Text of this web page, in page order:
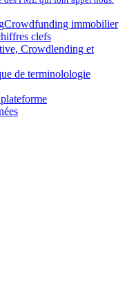
Crowdfunding immobilier
clefs
Crowdlending et
de terminolologie